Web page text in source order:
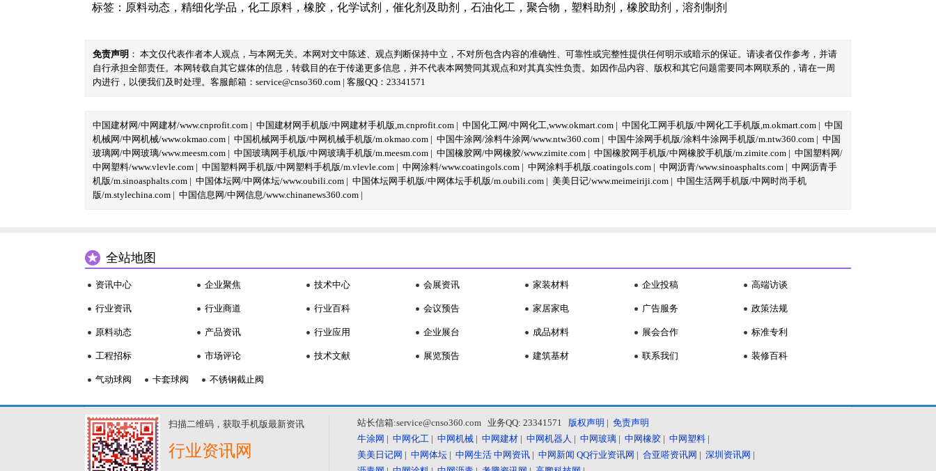
标签： 原料动态 ， 精细化学品 ， 化工原料 ， 橡胶 ， 化学试剂 ， 催化剂及助剂 ， 石油化工 ， 聚合物 ， 塑料助剂 ， 橡胶助剂 ， 溶剂制剂
免责声明 ： 本文仅代表作者本人观点，与本网无关。本网对文中陈述、观点判断保持中立，不对所包含内容的准确性、可靠性或完整性提供任何明示或暗示的保证。请读者仅作参考，并请
自行承担全部责任。本网转载自其它媒体的信息，转载目的在于传递更多信息，并不代表本网赞同其观点和对其真实性负责。如因作品内容、版权和其它问题需要同本网联系的，请在一周
内进行，以便我们及时处理。客服邮箱：service@cnso360.com | 客服QQ：23341571
中国建材网/中网建材/www.cnprofit.com | 中国建材网手机版/中网建材手机版,m.cnprofit.com | 中国化工网/中网化工,www.okmart.com | 中国化工网手机版/中网化工手机版,m.okmart.com | 中国
机械网/中网机械/www.okmao.com | 中国机械网手机版/中网机械手机版/m.okmao.com | 中国牛涂网/涂料牛涂网/www.ntw360.com | 中国牛涂网手机版/涂料牛涂网手机版/m.ntw360.com | 中国
玻璃网/中网玻璃/www.meesm.com | 中国玻璃网手机版/中网玻璃手机版/m.meesm.com | 中国橡胶网/中网橡胶/www.zimite.com | 中国橡胶网手机版/中网橡胶手机版/m.zimite.com | 中国塑料网/
中网塑料/www.vlevle.com | 中国塑料网手机版/中网塑料手机版/m.vlevle.com | 中网涂料/www.coatingols.com | 中网涂料手机版.coatingols.com | 中网沥青/www.sinoasphalts.com | 中网沥青手
机版/m.sinoasphalts.com | 中国体坛网/中网体坛/www.oubili.com | 中国体坛网手机版/中网体坛手机版/m.oubili.com | 美美日记/www.meimeiriji.com | 中国生活网手机版/中网时尚手机
版/m.stylechina.com | 中国信息网/中网信息/www.chinanews360.com |
全站地图
资讯中心
行业资讯
原料动态
工程招标
企业聚焦
行业商道
产品资讯
市场评论
技术中心
行业百科
行业应用
技术文献
会展资讯
会议预告
企业展台
展览预告
家装材料
家居家电
成品材料
建筑基材
企业投稿
广告服务
展会合作
联系我们
高端访谈
政策法规
标准专利
装修百科
气动球阀 卡套球阀 不锈钢截止阀
扫描二维码，获取手机版最新资讯
行业资讯网
站长信箱:service@cnso360.com 业务QQ: 23341571 版权声明 | 免责声明
牛涂网 | 中网化工 | 中网机械 | 中网建材 | 中网机器人 | 中网玻璃 | 中网橡胶 | 中网塑料 |
美美日记网 | 中网体坛 | 中网生活 中网资讯 | 中网新闻 QQ行业资讯网 | 合亚嗒资讯网 | 深圳资讯网 |